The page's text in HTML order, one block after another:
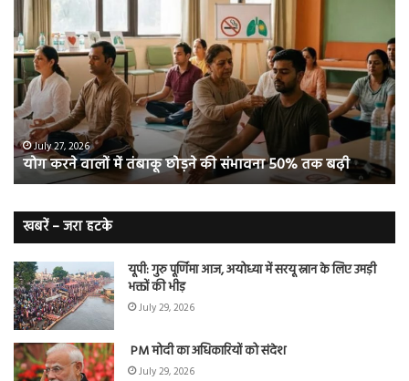
करने
वालों
में
तंबाकू
छोड़ने
की
संभावना
50%
तक
बढ़ी
July 27, 2026
योग करने वालों में तंबाकू छोड़ने की संभावना 50% तक बढ़ी
को
रहे
थे
‘ब्रेन
वह
खबरें – जरा हटके
यूपी: गुरु पूर्णिमा आज, अयोध्या में सरयू स्नान के लिए उमड़ी
भक्तों की भीड़
July 29, 2026
PM मोदी का अधिकारियों को संदेश
July 29, 2026